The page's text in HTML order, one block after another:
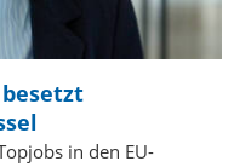
in den EU-